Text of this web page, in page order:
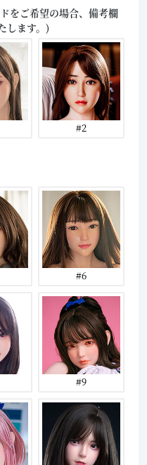
をご希望の場合、備考欄
します。)
#2
#6
#9